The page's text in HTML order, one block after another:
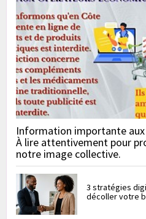
Information importante aux
À lire attentivement pour
notre image collective.
3 stratégies
décoller votre